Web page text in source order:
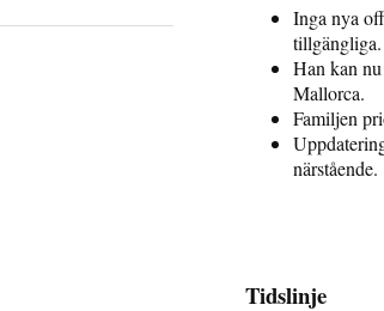
Inga nya
tillgängliga.
Han kan
Mallorca.
Familjen
närstående.
Tidslinje